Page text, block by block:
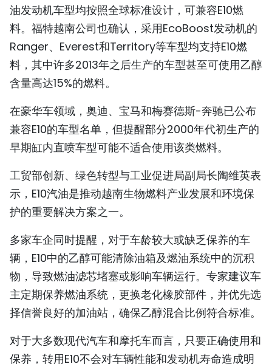
油发动机车型均按照全球标准设计，可兼容E10燃
料。福特越南公司也确认，采用EcoBoost发动机的
Ranger、Everest和Territory等车型均支持E10燃
料，其中许多2013年之后生产的车型甚至可使用乙醇
含量高达15%的燃料。
在豪华车领域，奥迪、宝马和梅赛德斯-奔驰已公布
兼容E10的车型名单，但提醒部分2000年代初生产的
早期缸内直喷车型可能不适合使用该类燃料。
工贸部创新、绿色转型与工业促进局副局长陶维英表
示，E10汽油是推动越南生物燃料产业发展和环境保
护的重要解决方案之一。
多家车企同时提醒，对于车龄较大或缺乏保养的车
辆，E10中的乙醇可能清除油箱及燃油系统中的沉积
物，导致燃油滤芯堵塞或影响车辆运行。专家建议车
主定期保养燃油系统，更换老化橡胶部件，并优先选
择信誉良好的加油站，确保乙醇混合比例符合标准。
对于大多数现代汽车和摩托车而言，只要正确使用和
保养，转用E10不会对车辆性能和发动机寿命造成明